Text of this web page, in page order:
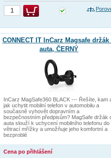
CONNECT IT InCarz Magsafe držák
auta, ČERNÝ
InCarz MagSafe360 BLACK --- Řešíte, kam
jak uchytit mobilní telefon v automobilu a
současně vyhovět dopravním a
bezpečnostním předpisům? MagSafe držák
auta slouží k uchycení mobilního telefonu do
větrací mřížky a umožňuje jeho komfortní a
bezproblé
Cena po přihlášení